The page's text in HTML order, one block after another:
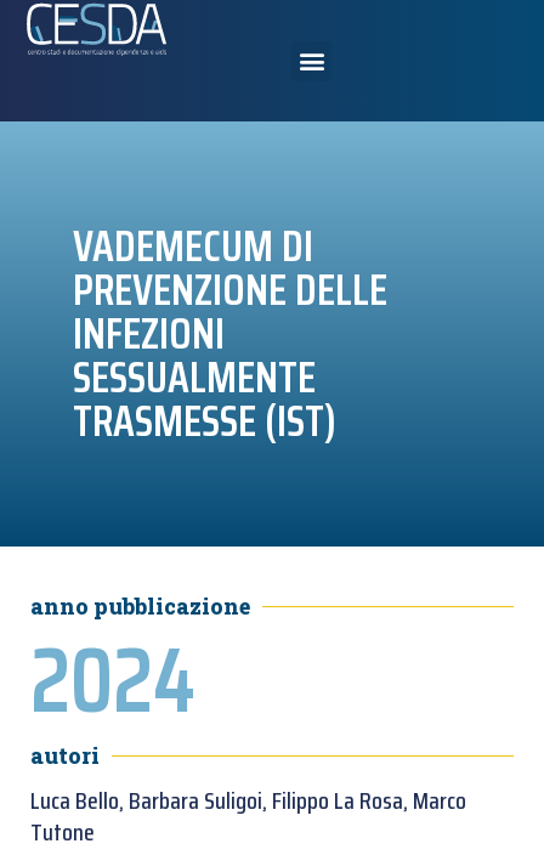
VADEMECUM DI
PREVENZIONE DELLE
INFEZIONI
SESSUALMENTE
TRASMESSE (IST)
anno pubblicazione
2024
autori
Luca Bello, Barbara Suligoi, Filippo La Rosa, Marco
Tutone